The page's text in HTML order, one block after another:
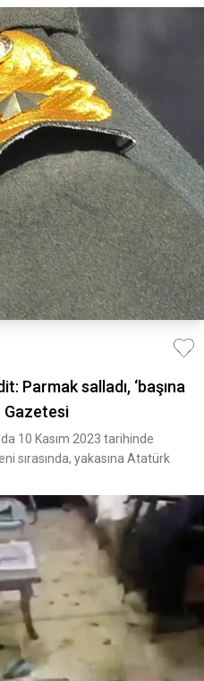
Parmak salladı, ‘başına
Gazetesi
10 Kasım 2023 tarihinde
sırasında, yakasına Atatürk